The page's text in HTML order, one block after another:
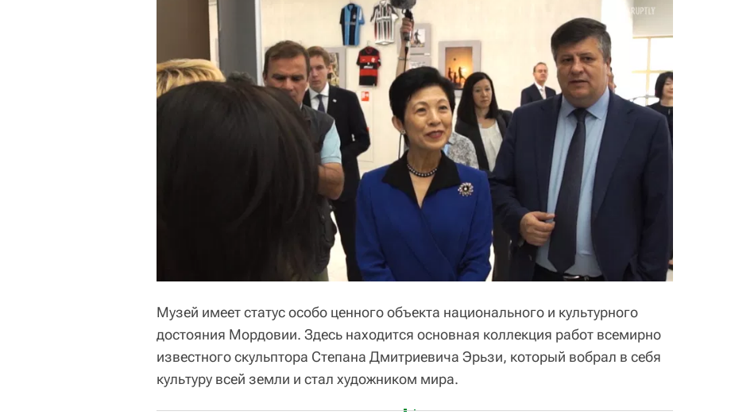
Музей имеет статус особо ценного объекта национального и культурного
достояния Мордовии. Здесь находится основная коллекция работ всемирно
известного скульптора Степана Дмитриевича Эрьзи, который вобрал в себя
культуру всей земли и стал художником мира.